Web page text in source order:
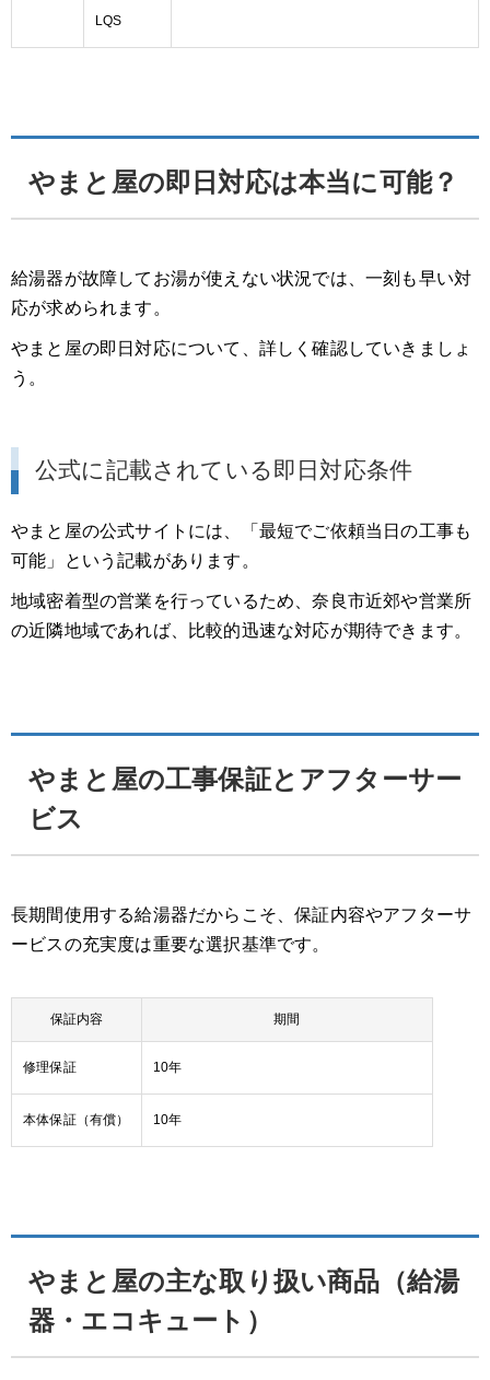
LQS
やまと屋の即日対応は本当に可能？
給湯器が故障してお湯が使えない状況では、一刻も早い対
応が求められます。
やまと屋の即日対応について、詳しく確認していきましょ
う。
公式に記載されている即日対応条件
やまと屋の公式サイトには、「最短でご依頼当日の工事も
可能」という記載があります。
地域密着型の営業を行っているため、奈良市近郊や営業所
の近隣地域であれば、比較的迅速な対応が期待できます。
やまと屋の工事保証とアフターサー
ビス
長期間使用する給湯器だからこそ、保証内容やアフターサ
ービスの充実度は重要な選択基準です。
保証内容 期間
修理保証 10年
本体保証（有償） 10年
やまと屋の主な取り扱い商品（給湯
器・エコキュート）